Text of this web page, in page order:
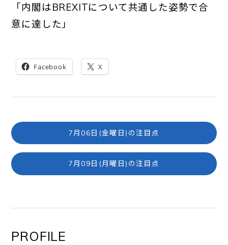
「内閣はBREXITについて共通した姿勢で合
意に達した」
Facebook X
7月06日(金曜日)の注目点
7月09日(月曜日)の注目点
PROFILE